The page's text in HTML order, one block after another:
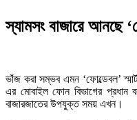
স্যামসং বাজারে আনছে
ভাঁজ করা সম্ভব এমন ‘ফোল্ডেবল’
এর মোবাইল ফোন বিভাগের প্রধান
বাজারজাতের উপযুক্ত সময় এখন।